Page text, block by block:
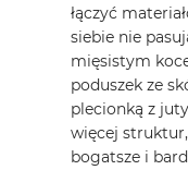
łączyć
siebie nie
mięsistym
poduszek ze
plecionką z
więcej
bogatsze i